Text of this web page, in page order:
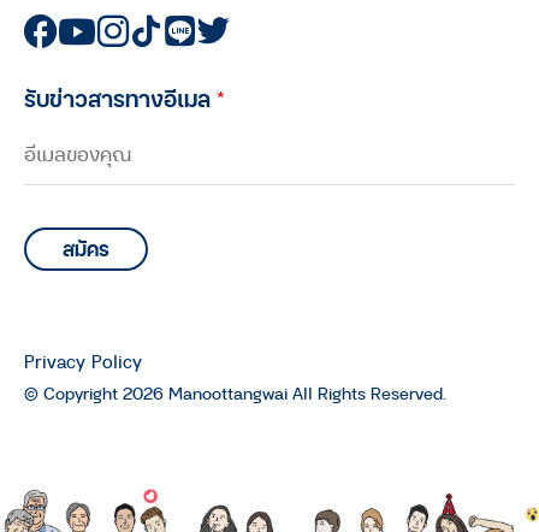
คนันท์ EP.5 : คุยกับ ทนงศักดิ์ ศุภ
วิ่ง”
มนุษย์ต่างวัย Talk กับ ประสาน อิง
64 ฤดูชีวิตของมาโนช พุฒตาล
คนันท์ EP.2 : คุยกับ นพ.ฉันชาย สิทธิ
รับข่าวสารทางอีเมล*
© Copyright 2026 Manoottangwai All Rights Reserved.
Privacy Policy